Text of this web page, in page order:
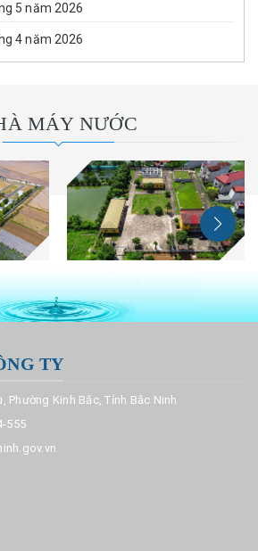
5 năm 2026
4 năm 2026
MÁY NƯỚC
TY
Phường Kinh Bắc, Tỉnh Bắc Ninh
555